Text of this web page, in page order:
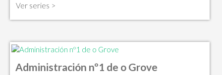
Ver series >
Administración nº1 de o Grove